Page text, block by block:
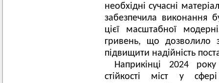
необхідні сучасні
забезпечила виконання
цієї масштабної
гривень, що дозволило
підвищити надійність
Наприкінці 2024
стійкості міст у